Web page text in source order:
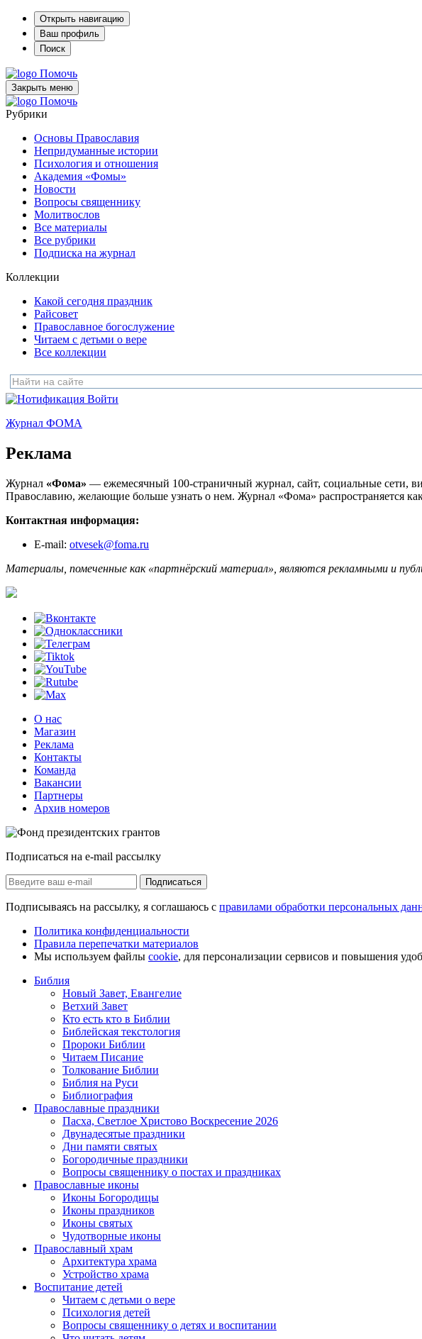
Открыть навигацию
Ваш профиль
Поиск
Помочь
Закрыть меню
Помочь
Рубрики
Основы Православия
Непридуманные истории
Психология и отношения
Академия «Фомы»
Новости
Вопросы священнику
Молитвослов
Все материалы
Все рубрики
Подписка на журнал
Коллекции
Какой сегодня праздник
Райсовет
Православное богослужение
Читаем с детьми о вере
Все коллекции
Войти
Журнал ФОМА
Реклама
Журнал «Фома» — ежемесячный 100-страничный журнал, cайт, социальные сети,
Православию, желающие больше узнать о нем. Журнал «Фома» распространяется
Контактная информация:
E-mail: otvesek@foma.ru
Материалы, помеченные как «партнёрский материал», являются рекламными и
О нас
Магазин
Реклама
Контакты
Команда
Вакансии
Партнеры
Архив номеров
Подписаться на e-mail рассылку
Подписаться
Подписываясь на рассылку, я соглашаюсь с правилами обработки персональных
Политика конфиденциальности
Правила перепечатки материалов
Мы используем файлы cookie, для персонализации сервисов и повышения
Библия
Новый Завет, Евангелие
Ветхий Завет
Кто есть кто в Библии
Библейская текстология
Пророки Библии
Читаем Писание
Толкование Библии
Библия на Руси
Библиография
Православные праздники
Пасха, Светлое Христово Воскресение 2026
Двунадесятые праздники
Дни памяти святых
Богородичные праздники
Вопросы священнику о постах и праздниках
Православные иконы
Иконы Богородицы
Иконы праздников
Иконы святых
Чудотворные иконы
Православный храм
Архитектура храма
Устройство храма
Воспитание детей
Читаем с детьми о вере
Психология детей
Вопросы священнику о детях и воспитании